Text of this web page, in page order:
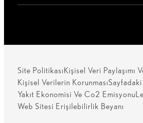
Site Politikası Kişisel Veri Paylaşımı
Kişisel Verilerin Korunması
Yakıt Ekonomisi Ve Co2 Emisyonu
Web Sitesi Erişilebilirlik Beyanı